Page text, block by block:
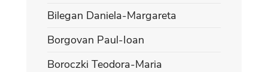
Bilegan Daniela-Margareta
Borgovan Paul-Ioan
Boroczki Teodora-Maria